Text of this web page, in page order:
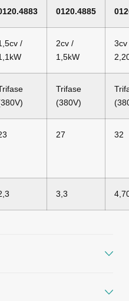
0120.4885
/
2cv /
1,5kW
3cv
Trifase
(380V)
27 32
3,3